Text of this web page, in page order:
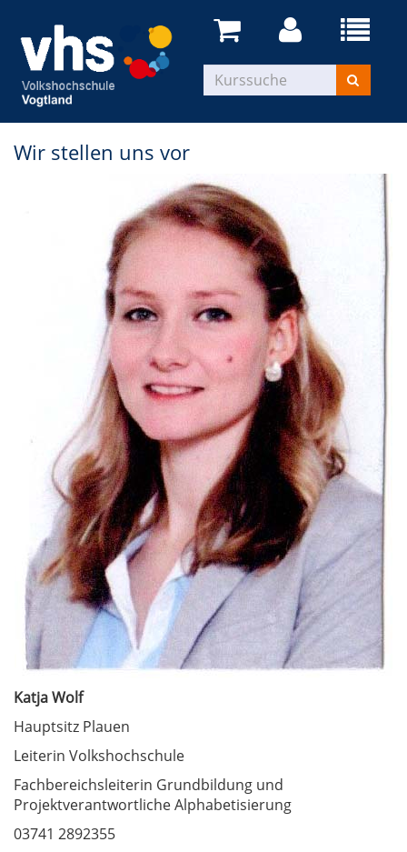
Wir stellen uns vor
Katja Wolf
Hauptsitz Plauen
Leiterin Volkshochschule
Fachbereichsleiterin Grundbildung und
Projektverantwortliche Alphabetisierung
03741 2892355